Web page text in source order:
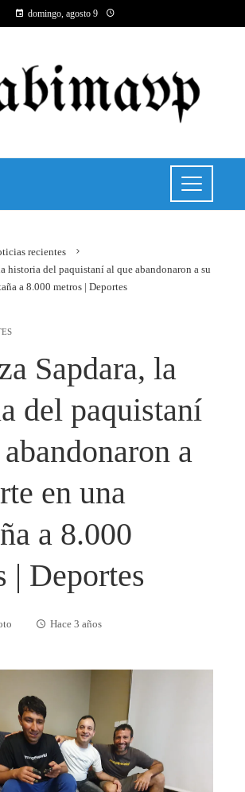
domingo, agosto 9
recientes
historia del paquistaní al que abandonaron a su
a 8.000 metros | Deportes
Sapdara, la
del paquistaní
a
en una
a 8.000
| Deportes
Hace 3 años